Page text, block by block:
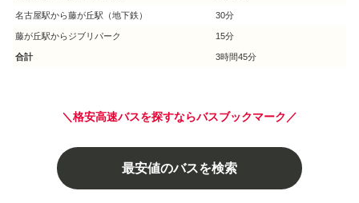
名古屋駅から藤が丘駅（地下鉄） 30分
藤が丘駅からジブリパーク 15分
合計 3時間45分
＼格安高速バスを探すならバスブックマーク／
最安値のバスを検索